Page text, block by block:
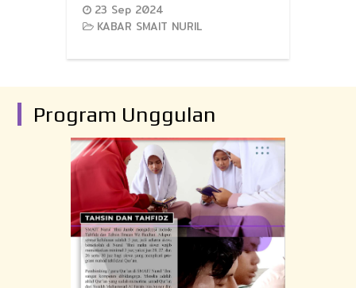
23 Sep 2024
KABAR SMAIT NURIL
Program Unggulan